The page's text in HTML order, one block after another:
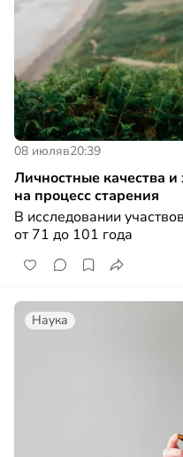
08 июляв20:39
Личностные качества
на процесс старения
В исследовании
от 71 до 101 года
Наука